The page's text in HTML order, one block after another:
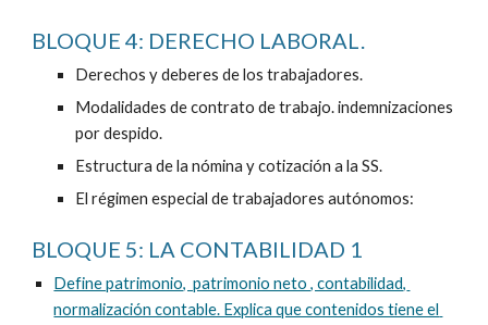
BLOQUE 4: DERECHO LABORAL.
Derechos y deberes de los trabajadores.
Modalidades de contrato de trabajo. indemnizaciones
por despido.
Estructura de la nómina y cotización a la SS.
El régimen especial de trabajadores autónomos:
BLOQUE 5: LA CONTABILIDAD 1
Define patrimonio,  patrimonio neto , contabilidad,
normalización contable. Explica que contenidos tiene el